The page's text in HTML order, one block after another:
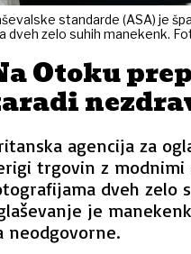
standarde (ASA) je
dveh zelo suhih manekenk.
Otoku
agencija za
trgovin z modnimi
dveh zelo
je
neodgovorne.